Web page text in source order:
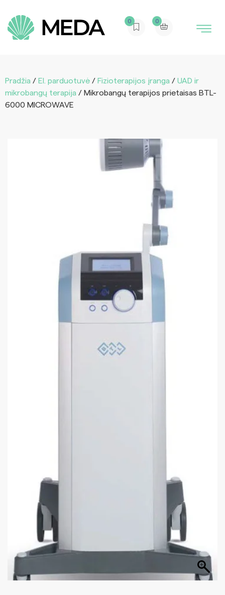
0 0
Pradžia / El. parduotuvė / Fizioterapijos įranga / UAD ir
mikrobangų terapija / Mikrobangų terapijos prietaisas BTL-
6000 MICROWAVE